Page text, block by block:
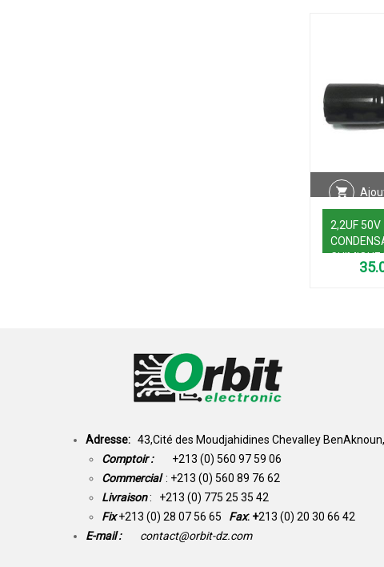
2,2UF 50V
CHIMIQUE
POLARISE
Adresse: 43,Cité des Moudjahidines Chevalley
Comptoir : +213 (0) 560 97 59 06
Commercial : +213 (0) 560 89 76 62
Livraison: +213 (0) 775 25 35 42
Fix +213 (0) 28 07 56 65 Fax: +213 (0) 20 30 66 42
E-mail :
contact@orbit-dz.com